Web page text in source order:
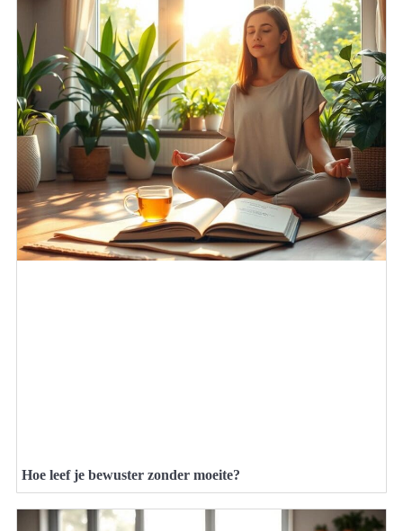
Hoe leef je bewuster zonder moeite?